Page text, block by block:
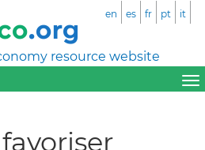
resource website
en es fr pt it